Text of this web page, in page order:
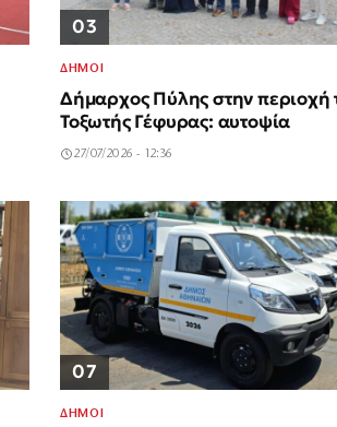
03
ΔΗΜΟΙ
Δήμαρχος Πύλης στην περιοχή
Τοξωτής Γέφυρας: αυτοψία
27/07/2026 - 12:36
07
ΔΗΜΟΙ